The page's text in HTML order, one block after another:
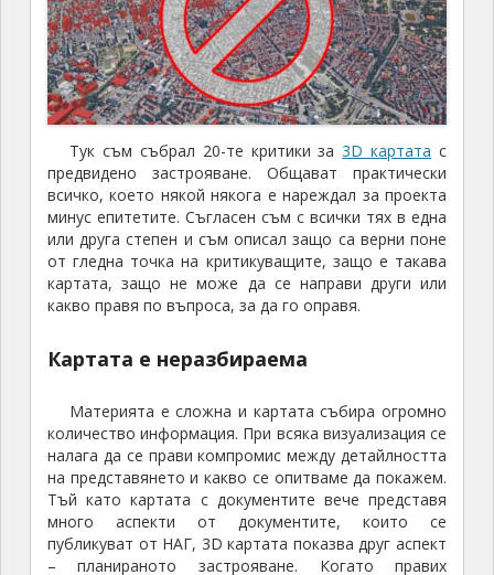
Тук съм събрал 20-те критики за3D картата с
предвидено застрояване. Общават практически
всичко, което някой някога е нареждал за проекта
минус епитетите. Съгласен съм с всички тях в една
или друга степен и съм описал защо са верни поне
от гледна точка на критикуващите, защо е такава
картата, защо не може да се направи други или
какво правя по въпроса, за да го оправя.
Картата е неразбираема
Материята е сложна и картата събира огромно
количество информация. При всяка визуализация се
налага да се прави компромис между детайлността
на представянето и какво се опитваме да покажем.
Тъй като картата с документите вече представя
много аспекти от документите, които се
публикуват от НАГ, 3D картата показва друг аспект
– планираното застрояване. Когато правих